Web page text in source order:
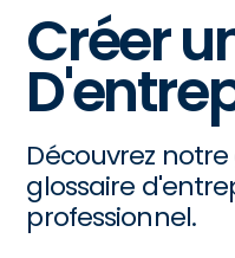
Créer
Découvrez
glossaire
professionnel.